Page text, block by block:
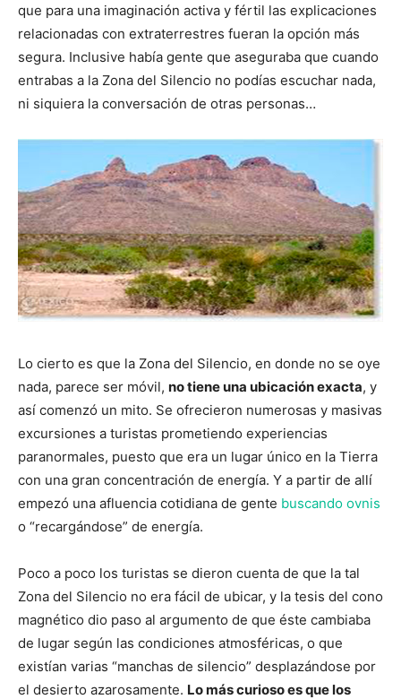
que para una imaginación activa y fértil las explicaciones
relacionadas con extraterrestres fueran la opción más
segura. Inclusive había gente que aseguraba que cuando
entrabas a la Zona del Silencio no podías escuchar nada,
ni siquiera la conversación de otras personas…
Lo cierto es que la Zona del Silencio, en donde no se oye
nada, parece ser móvil, no tiene una ubicación exacta, y
así comenzó un mito. Se ofrecieron numerosas y masivas
excursiones a turistas prometiendo experiencias
paranormales, puesto que era un lugar único en la Tierra
con una gran concentración de energía. Y a partir de allí
empezó una afluencia cotidiana de gente buscando ovnis
o “recargándose” de energía.
Poco a poco los turistas se dieron cuenta de que la tal
Zona del Silencio no era fácil de ubicar, y la tesis del cono
magnético dio paso al argumento de que éste cambiaba
de lugar según las condiciones atmosféricas, o que
existían varias “manchas de silencio” desplazándose por
el desierto azarosamente. Lo más curioso es que los